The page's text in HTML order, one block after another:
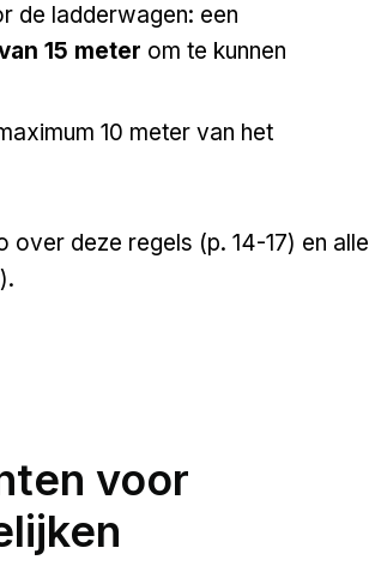
de ladderwagen: een
15 meter om te kunnen
10 meter van het
over deze regels (p. 14-17) en alle
voor